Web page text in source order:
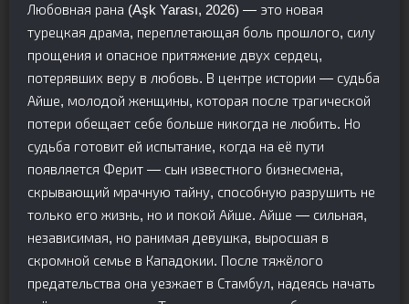
Любовная рана (Aşk Yarası, 2026) — это новая
турецкая драма, переплетающая боль прошлого, силу
прощения и опасное притяжение двух сердец,
потерявших веру в любовь. В центре истории — судьба
Айше, молодой женщины, которая после трагической
потери обещает себе больше никогда не любить. Но
судьба готовит ей испытание, когда на её пути
появляется Ферит — сын известного бизнесмена,
скрывающий мрачную тайну, способную разрушить не
только его жизнь, но и покой Айше. Айше — сильная,
независимая, но ранимая девушка, выросшая в
скромной семье в Кападокии. После тяжёлого
предательства она уезжает в Стамбул, надеясь начать